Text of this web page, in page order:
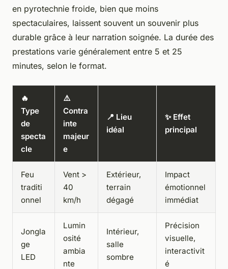
en pyrotechnie froide, bien que moins
spectaculaires, laissent souvent un souvenir plus
durable grâce à leur narration soignée. La durée des
prestations varie généralement entre 5 et 25
minutes, selon le format.
🔥
Type
de
specta
cle
⚠️
Contra
inte
majeur
e
📍 Lieu
idéal
✨ Effet
principal
Feu
traditi
onnel
Vent >
40
km/h
Extérieur,
terrain
dégagé
Impact
émotionnel
immédiat
Jongla
ge
LED
Lumin
osité
ambia
nte
Intérieur,
salle
sombre
Précision
visuelle,
interactivit
é